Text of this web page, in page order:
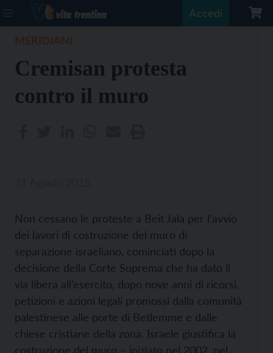
Accedi
Cremisan protesta
contro il muro
Non cessano le proteste a Beit Jala per l’avvio
dei lavori di costruzione del muro di
separazione israeliano, cominciati dopo la
decisione della Corte Suprema che ha dato il
via libera all’esercito, dopo nove anni di ricorsi,
petizioni e azioni legali promossi dalla comunità
palestinese alle porte di Betlemme e dalle
chiese cristiane della zona. Israele giustifica la
costruzione del muro – iniziato nel 2002, nel